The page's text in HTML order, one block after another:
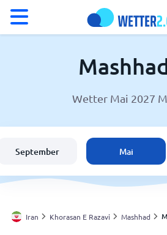
Wetter in Mashhad
Schweiz
Deutschland
Wetter Mai 2027
September Mai
Iran Khorasan E Razavi Mashhad